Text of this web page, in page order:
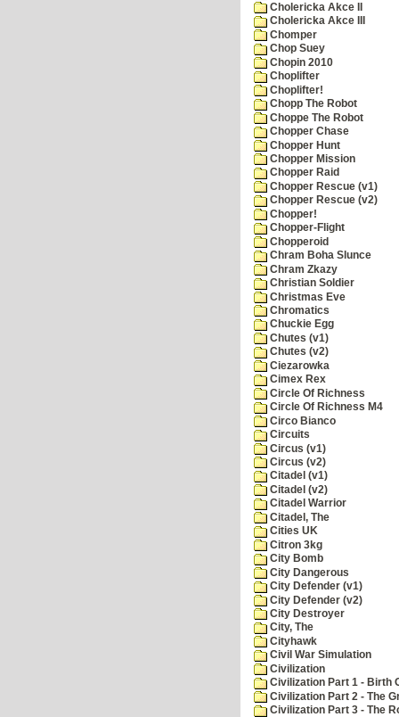
Cholericka Akce II
Cholericka Akce III
Chomper
Chop Suey
Chopin 2010
Choplifter
Choplifter!
Chopp The Robot
Choppe The Robot
Chopper Chase
Chopper Hunt
Chopper Mission
Chopper Raid
Chopper Rescue (v1)
Chopper Rescue (v2)
Chopper!
Chopper-Flight
Chopperoid
Chram Boha Slunce
Chram Zkazy
Christian Soldier
Christmas Eve
Chromatics
Chuckie Egg
Chutes (v1)
Chutes (v2)
Ciezarowka
Cimex Rex
Circle Of Richness
Circle Of Richness M4
Circo Bianco
Circuits
Circus (v1)
Circus (v2)
Citadel (v1)
Citadel (v2)
Citadel Warrior
Citadel, The
Cities UK
Citron 3kg
City Bomb
City Dangerous
City Defender (v1)
City Defender (v2)
City Destroyer
City, The
Cityhawk
Civil War Simulation
Civilization
Civilization Part 1 - Birth
Civilization Part 2 - The
Civilization Part 3 - The